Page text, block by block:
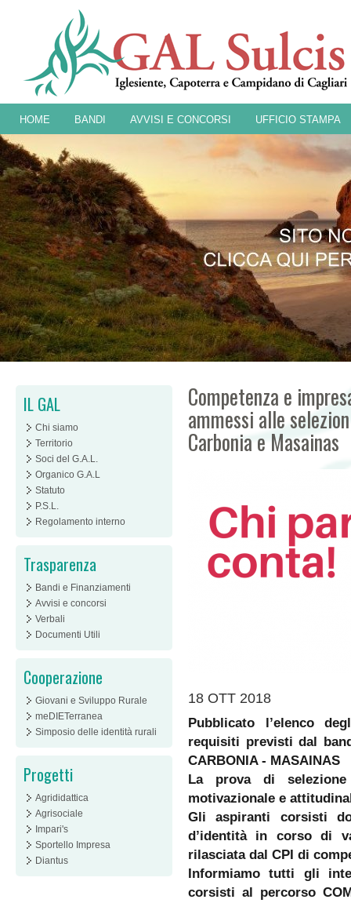
HOME BANDI AVVISI E CONCORSI UFFICIO STAMPA
IL GAL
Chi siamo
Territorio
Soci del G.A.L.
Organico G.A.L
Statuto
P.S.L.
Regolamento interno
Trasparenza
Bandi e Finanziamenti
Avvisi e concorsi
Verbali
Documenti Utili
Cooperazione
Giovani e Sviluppo Rurale
meDIETerranea
Simposio delle identità rurali
Progetti
Agrididattica
Agrisociale
Impari's
Sportello Impresa
Diantus
Competenza e
ammessi alle
Carbonia e Masainas
18 OTT 2018
Pubblicato l’elenco
requisiti previsti dal
CARBONIA - MASAINAS
La prova di
motivazionale e
Gli aspiranti corsisti
d’identità in corso di
rilasciata dal CPI di
Informiamo tutti gli
corsisti al percorso